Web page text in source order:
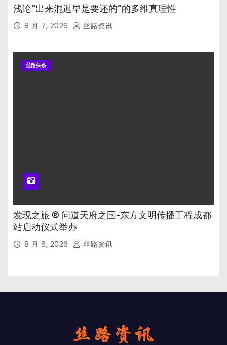
浅论“出来混迟早是要还的”的多维真理性
8 月 7, 2026 丝路资讯
丝路头条
发现之旅 ® 问道天府之国-东方文明传播工程成都
站启动仪式举办
8 月 6, 2026 丝路资讯